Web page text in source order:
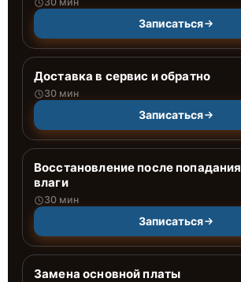
Записаться
Доставка в сервис и обратно
30 мин
Записаться
Восстановление после попадания
влаги
30 мин
Записаться
Замена основной платы